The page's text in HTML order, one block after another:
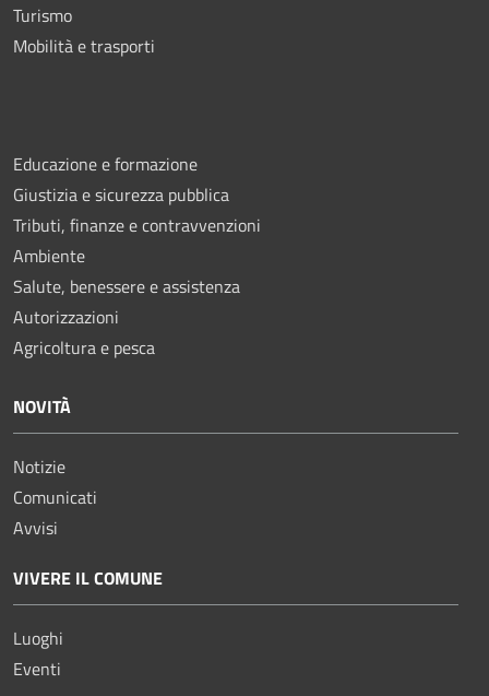
Turismo
Mobilità e trasporti
Educazione e formazione
Giustizia e sicurezza pubblica
Tributi, finanze e contravvenzioni
Ambiente
Salute, benessere e assistenza
Autorizzazioni
Agricoltura e pesca
NOVITÀ
Notizie
Comunicati
Avvisi
VIVERE IL COMUNE
Luoghi
Eventi